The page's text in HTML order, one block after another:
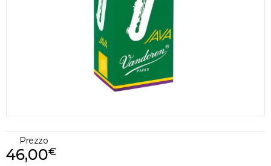
Prezzo
€
46,00